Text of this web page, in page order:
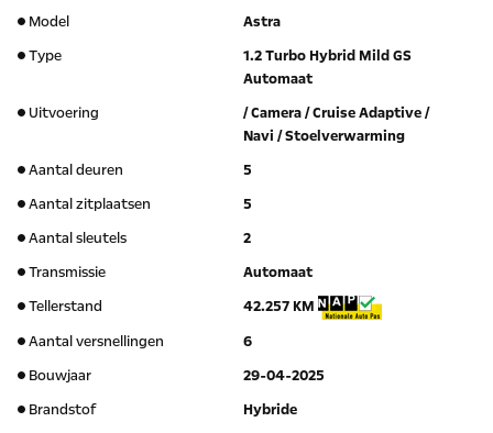
Model
Astra
Type
1.2 Turbo Hybrid Mild GS
Automaat
Uitvoering
/ Camera / Cruise Adaptive /
Navi / Stoelverwarming
Aantal deuren
5
Aantal zitplaatsen
5
Aantal sleutels
2
Transmissie
Automaat
Tellerstand
42.257 KM
Aantal versnellingen
6
Bouwjaar
29-04-2025
Brandstof
Hybride